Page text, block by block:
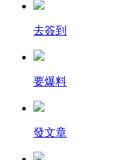
去簽到
要爆料
發文章